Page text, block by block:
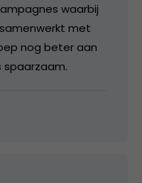
waarbij
met
nog beter aan
spaarzaam.